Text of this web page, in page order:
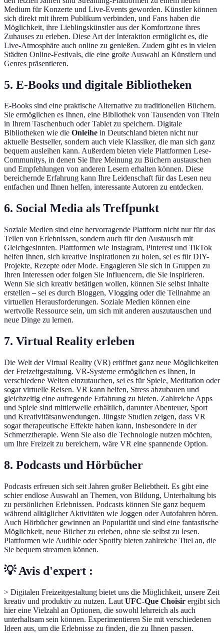
Medium für Konzerte und Live-Events geworden. Künstler können
sich direkt mit ihrem Publikum verbinden, und Fans haben die
Möglichkeit, ihre Lieblingskünstler aus der Komfortzone ihres
Zuhauses zu erleben. Diese Art der Interaktion ermöglicht es, die
Live-Atmosphäre auch online zu genießen. Zudem gibt es in vielen
Städten Online-Festivals, die eine große Auswahl an Künstlern und
Genres präsentieren.
5. E-Books und digitale Bibliotheken
E-Books sind eine praktische Alternative zu traditionellen Büchern.
Sie ermöglichen es Ihnen, eine Bibliothek von Tausenden von Titeln
in Ihrem Taschenbuch oder Tablet zu speichern. Digitale
Bibliotheken wie die Onleihe in Deutschland bieten nicht nur
aktuelle Bestseller, sondern auch viele Klassiker, die man sich ganz
bequem ausleihen kann. Außerdem bieten viele Plattformen Lese-
Communitys, in denen Sie Ihre Meinung zu Büchern austauschen
und Empfehlungen von anderen Lesern erhalten können. Diese
bereichernde Erfahrung kann Ihre Leidenschaft für das Lesen neu
entfachen und Ihnen helfen, interessante Autoren zu entdecken.
6. Social Media als Treffpunkt
Soziale Medien sind eine hervorragende Plattform nicht nur für das
Teilen von Erlebnissen, sondern auch für den Austausch mit
Gleichgesinnten. Plattformen wie Instagram, Pinterest und TikTok
helfen Ihnen, sich kreative Inspirationen zu holen, sei es für DIY-
Projekte, Rezepte oder Mode. Engagieren Sie sich in Gruppen zu
Ihren Interessen oder folgen Sie Influencern, die Sie inspirieren.
Wenn Sie sich kreativ betätigen wollen, können Sie selbst Inhalte
erstellen – sei es durch Bloggen, Vlogging oder die Teilnahme an
virtuellen Herausforderungen. Soziale Medien können eine
wertvolle Ressource sein, um sich mit anderen auszutauschen und
neue Dinge zu lernen.
7. Virtual Reality erleben
Die Welt der Virtual Reality (VR) eröffnet ganz neue Möglichkeiten
der Freizeitgestaltung. VR-Systeme ermöglichen es Ihnen, in
verschiedene Welten einzutauchen, sei es für Spiele, Meditation oder
sogar virtuelle Reisen. VR kann helfen, Stress abzubauen und
gleichzeitig eine aufregende Erfahrung zu bieten. Zahlreiche Apps
und Spiele sind mittlerweile erhältlich, darunter Abenteuer, Sport
und Kreativitätsanwendungen. Jüngste Studien zeigen, dass VR
sogar therapeutische Effekte haben kann, insbesondere in der
Schmerztherapie. Wenn Sie also die Technologie nutzen möchten,
um Ihre Freizeit zu bereichern, wäre VR eine spannende Option.
8. Podcasts und Hörbücher
Podcasts erfreuen sich seit Jahren großer Beliebtheit. Es gibt eine
schier endlose Auswahl an Themen, von Bildung, Unterhaltung bis
zu persönlichen Erlebnissen. Podcasts können Sie ganz bequem
während alltäglicher Aktivitäten wie Joggen oder Autofahren hören.
Auch Hörbücher gewinnen an Popularität und sind eine fantastische
Möglichkeit, neue Bücher zu erleben, ohne sie selbst zu lesen.
Plattformen wie Audible oder Spotify bieten zahlreiche Titel an, die
Sie bequem streamen können.
💡 Avis d'expert :
> Digitalen Freizeitgestaltung bietet uns die Möglichkeit, unsere Zeit
kreativ und produktiv zu nutzen. Laut UFC-Que Choisir ergibt sich
hier eine Vielzahl an Optionen, die sowohl lehrreich als auch
unterhaltsam sein können. Experimentieren Sie mit verschiedenen
Ideen aus, um die Erlebnisse zu finden, die zu Ihnen passen.